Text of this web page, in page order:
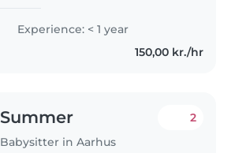
bor i Ballerup sammen med min
kæreste. Jeg har passet børn
siden jeg var 13 år og har
Experience: < 1 year
150,00 kr./hr
Summer
Babysitter in Aarhus
2